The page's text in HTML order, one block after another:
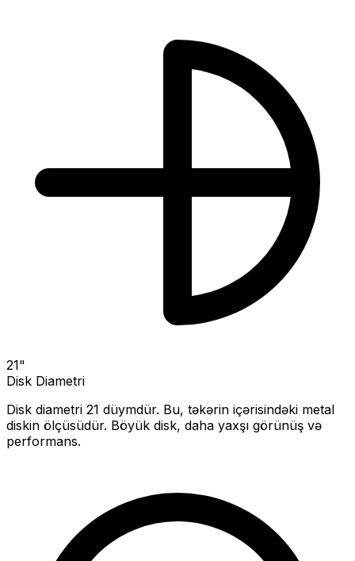
21"
Disk Diametri
Disk diametri 21 düymdür. Bu, təkərin içərisindəki metal
diskin ölçüsüdür. Böyük disk, daha yaxşı görünüş və
performans.